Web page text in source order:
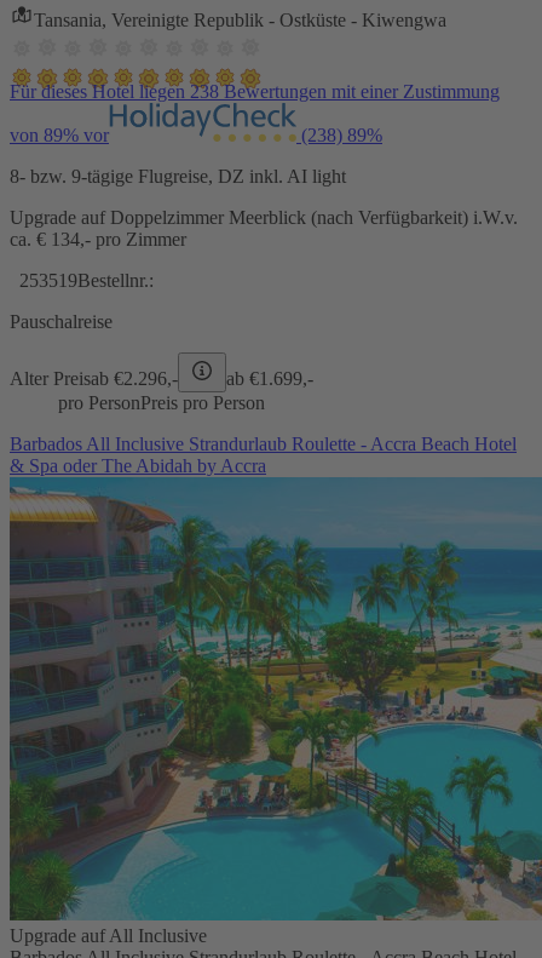
Tansania, Vereinigte Republik - Ostküste - Kiwengwa
Für dieses Hotel liegen 238 Bewertungen mit einer Zustimmung
von 89% vor (238) 89%
8- bzw. 9-tägige Flugreise, DZ inkl. AI light
Upgrade auf Doppelzimmer Meerblick (nach Verfügbarkeit) i.W.v.
ca. € 134,- pro Zimmer
253519Bestellnr.:
Pauschalreise
Alter Preisab €2.296,- ab €1.699,-
pro PersonPreis pro Person
Barbados All Inclusive Strandurlaub Roulette - Accra Beach Hotel
& Spa oder The Abidah by Accra
Upgrade auf All Inclusive